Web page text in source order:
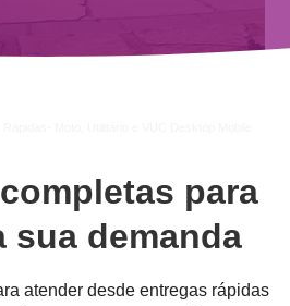
para
sua demanda
atender desde entregas rápidas